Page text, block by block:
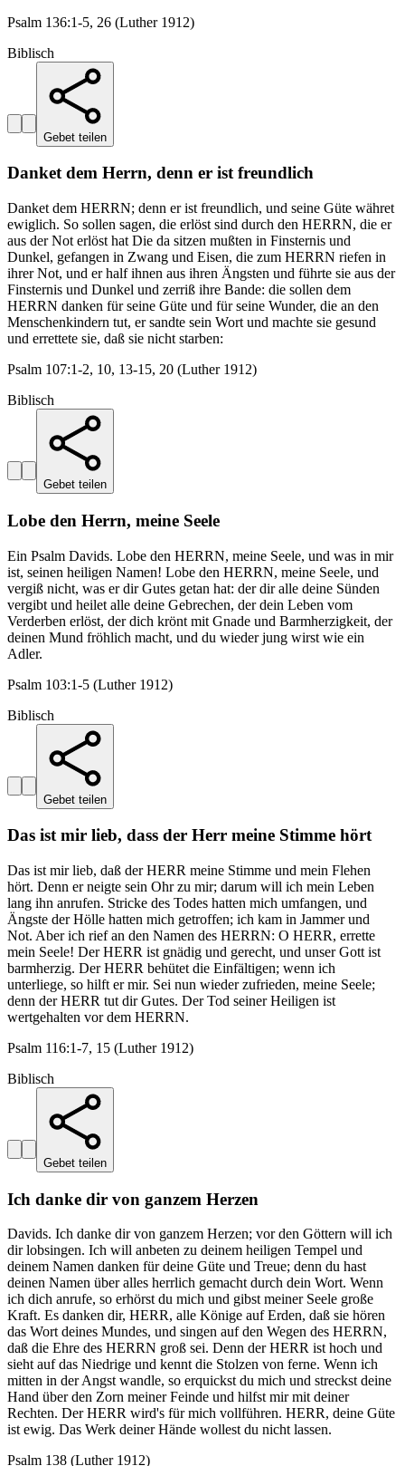
Psalm 136:1-5, 26 (Luther 1912)
Biblisch
Gebet teilen
Danket dem Herrn, denn er ist freundlich
Danket dem HERRN; denn er ist freundlich, und seine Güte währet
ewiglich. So sollen sagen, die erlöst sind durch den HERRN, die er
aus der Not erlöst hat Die da sitzen mußten in Finsternis und
Dunkel, gefangen in Zwang und Eisen, die zum HERRN riefen in
ihrer Not, und er half ihnen aus ihren Ängsten und führte sie aus der
Finsternis und Dunkel und zerriß ihre Bande: die sollen dem
HERRN danken für seine Güte und für seine Wunder, die an den
Menschenkindern tut, er sandte sein Wort und machte sie gesund
und errettete sie, daß sie nicht starben:
Psalm 107:1-2, 10, 13-15, 20 (Luther 1912)
Biblisch
Gebet teilen
Lobe den Herrn, meine Seele
Ein Psalm Davids. Lobe den HERRN, meine Seele, und was in mir
ist, seinen heiligen Namen! Lobe den HERRN, meine Seele, und
vergiß nicht, was er dir Gutes getan hat: der dir alle deine Sünden
vergibt und heilet alle deine Gebrechen, der dein Leben vom
Verderben erlöst, der dich krönt mit Gnade und Barmherzigkeit, der
deinen Mund fröhlich macht, und du wieder jung wirst wie ein
Adler.
Psalm 103:1-5 (Luther 1912)
Biblisch
Gebet teilen
Das ist mir lieb, dass der Herr meine Stimme hört
Das ist mir lieb, daß der HERR meine Stimme und mein Flehen
hört. Denn er neigte sein Ohr zu mir; darum will ich mein Leben
lang ihn anrufen. Stricke des Todes hatten mich umfangen, und
Ängste der Hölle hatten mich getroffen; ich kam in Jammer und
Not. Aber ich rief an den Namen des HERRN: O HERR, errette
mein Seele! Der HERR ist gnädig und gerecht, und unser Gott ist
barmherzig. Der HERR behütet die Einfältigen; wenn ich
unterliege, so hilft er mir. Sei nun wieder zufrieden, meine Seele;
denn der HERR tut dir Gutes. Der Tod seiner Heiligen ist
wertgehalten vor dem HERRN.
Psalm 116:1-7, 15 (Luther 1912)
Biblisch
Gebet teilen
Ich danke dir von ganzem Herzen
Davids. Ich danke dir von ganzem Herzen; vor den Göttern will ich
dir lobsingen. Ich will anbeten zu deinem heiligen Tempel und
deinem Namen danken für deine Güte und Treue; denn du hast
deinen Namen über alles herrlich gemacht durch dein Wort. Wenn
ich dich anrufe, so erhörst du mich und gibst meiner Seele große
Kraft. Es danken dir, HERR, alle Könige auf Erden, daß sie hören
das Wort deines Mundes, und singen auf den Wegen des HERRN,
daß die Ehre des HERRN groß sei. Denn der HERR ist hoch und
sieht auf das Niedrige und kennt die Stolzen von ferne. Wenn ich
mitten in der Angst wandle, so erquickst du mich und streckst deine
Hand über den Zorn meiner Feinde und hilfst mir mit deiner
Rechten. Der HERR wird's für mich vollführen. HERR, deine Güte
ist ewig. Das Werk deiner Hände wollest du nicht lassen.
Psalm 138 (Luther 1912)